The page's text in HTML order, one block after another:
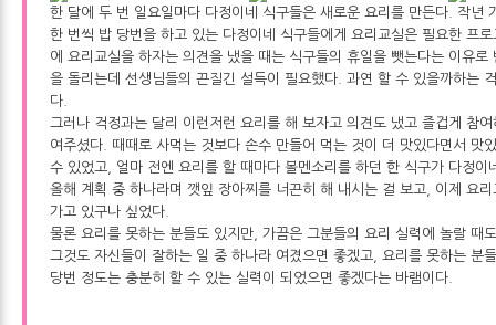
한 달에 두 번 일요일마다 다정이네 식구들은 새로운 요리를 만든다. 작년
한 번씩 밥 당번을 하고 있는 다정이네 식구들에게 요리교실은 필요한 프
에 요리교실을 하자는 의견을 냈을 때는 식구들의 휴일을 뺏는다는 이유로
을 돌리는데 선생님들의 끈질긴 설득이 필요했다. 과연 할 수 있을까하는
다.
그러나 걱정과는 달리 이런저런 요리를 해 보자고 의견도 냈고 즐겁게 참
여주셨다. 때때로 사먹는 것보다 손수 만들어 먹는 것이 더 맛있다면서 맛
수 있었고, 얼마 전엔 요리를 할 때마다 볼멘소리를 하던 한 식구가 다정이
올해 계획 중 하나라며 깻잎 장아찌를 너끈히 해 내시는 걸 보고, 이제 요
가고 있구나 싶었다.
물론 요리를 못하는 분들도 있지만, 가끔은 그분들의 요리 실력에 놀랄 때
그것도 자신들이 잘하는 일 중 하나라 여겼으면 좋겠고, 요리를 못하는 분
당번 정도는 충분히 할 수 있는 실력이 되었으면 좋겠다는 바램이다.